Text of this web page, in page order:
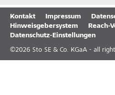
Kontakt Impressum
Hinweisgebersystem
Reach-
Datenschutz-Einstellungen
©2026 Sto SE & Co. KGaA - all